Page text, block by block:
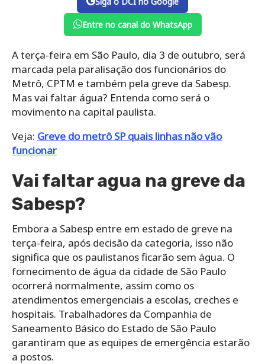
Entre no canal do WhatsApp
A terça-feira em São Paulo, dia 3 de outubro, será
marcada pela paralisação dos funcionários do
Metrô, CPTM e também pela greve da Sabesp.
Mas vai faltar água? Entenda como será o
movimento na capital paulista.
Veja: Greve do metrô SP quais linhas não vão
funcionar
Vai faltar agua na greve da
Sabesp?
Embora a Sabesp entre em estado de greve na
terça-feira, após decisão da categoria, isso não
significa que os paulistanos ficarão sem água. O
fornecimento de água da cidade de São Paulo
ocorrerá normalmente, assim como os
atendimentos emergenciais a escolas, creches e
hospitais. Trabalhadores da Companhia de
Saneamento Básico do Estado de São Paulo
garantiram que as equipes de emergência estarão
a postos.